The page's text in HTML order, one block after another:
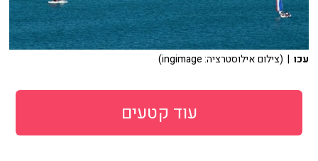
עכו | (צילום אילוסטרציה: ingimage)
עוד קטעים